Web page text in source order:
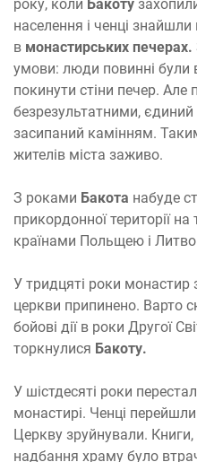
року, коли Бакоту
населення і ченці
в монастирських печерах.
умови: люди повинні були
покинути стіни печер. Але
безрезультатними, єдиний
засипаний камінням.
жителів міста заживо.
З роками Бакота набуде
прикордонної території
країнами Польщею і
У тридцяті роки монастир
церкви припинено. Варто
бойові дії в роки Другої
торкнулися Бакоту.
У шістдесяті роки
монастирі. Ченці перейшли
Церкву зруйнували. Книги,
надбання храму було